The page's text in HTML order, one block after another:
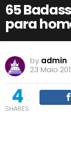
65
para
by admin
23 Maio
4
SHARES